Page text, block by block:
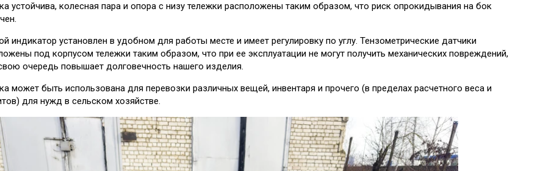
устойчива, колесная пара и опора с низу тележки расположены таким образом, что риск опрокидывания на бок
индикатор установлен в удобном для работы месте и имеет регулировку по углу. Тензометрические датчики
под корпусом тележки таким образом, что при ее эксплуатации не могут получить механических повреждений,
очередь повышает долговечность нашего изделия.
может быть использована для перевозки различных вещей, инвентаря и прочего (в пределах расчетного веса и
для нужд в сельском хозяйстве.